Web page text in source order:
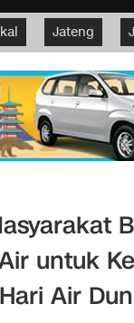
Jateng
untuk
Air